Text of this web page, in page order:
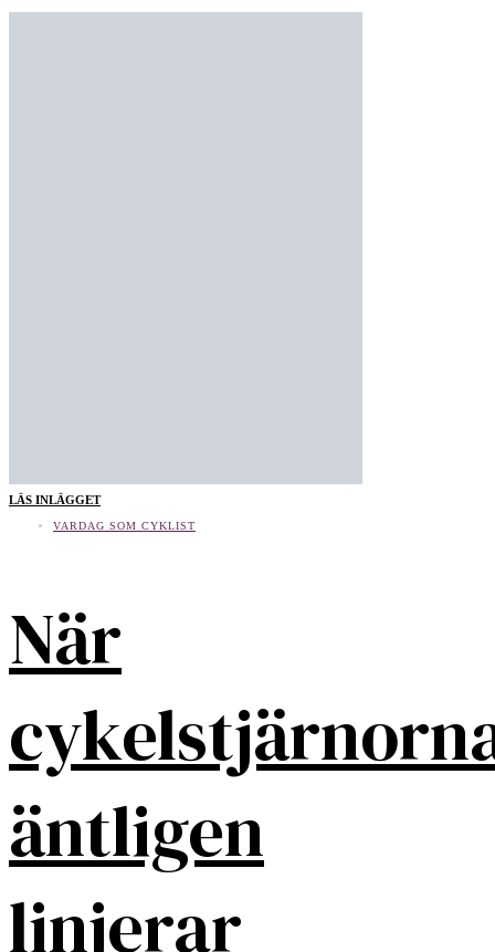
LÄS INLÄGGET
VARDAG SOM CYKLIST
När
äntligen
linjerar